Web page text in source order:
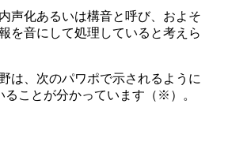
声化あるいは構音と呼び、およそ
を音にして処理していると考えら
は、次のパワポで示されるように
ることが分かっています（※）。